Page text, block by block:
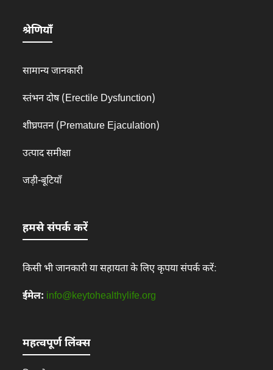
श्रेणियाँ
सामान्य जानकारी
स्तंभन दोष (Erectile Dysfunction)
शीघ्रपतन (Premature Ejaculation)
उत्पाद समीक्षा
जड़ी-बूटियाँ
हमसे संपर्क करें
किसी भी जानकारी या सहायता के लिए कृपया संपर्क करें:
ईमेल: info@keytohealthylife.org
महत्वपूर्ण लिंक्स